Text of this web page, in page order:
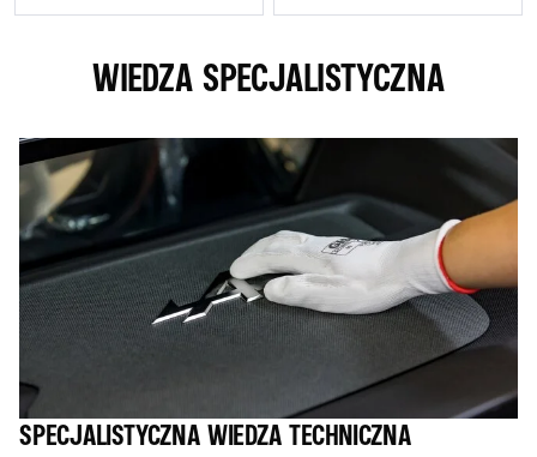
WIEDZA SPECJALISTYCZNA
SPECJALISTYCZNA WIEDZA TECHNICZNA